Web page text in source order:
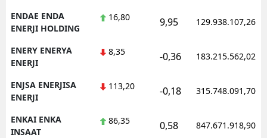
ENDAE ENDA
ENERJI HOLDING
16,80 9,95 129.938.107,26
ENERY ENERYA
ENERJI
8,35 -0,36 183.215.562,02
ENJSA ENERJISA
ENERJI
113,20 -0,18 315.748.091,70
ENKAI ENKA
INSAAT
86,35 0,58 847.671.918,90